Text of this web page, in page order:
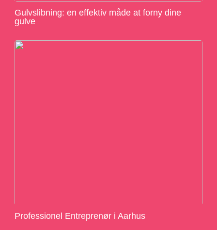
Gulvslibning: en effektiv måde at forny dine
gulve
Professionel Entreprenør i Aarhus